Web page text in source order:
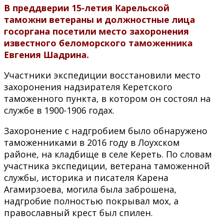
В преддверии 15-летия Карельской
таможни ветераны и должностные лица
госоргана посетили место захоронения
известного беломорского таможенника
Евгения Шадрина.
Участники экспедиции восстановили место
захоронения надзирателя Керетского
таможенного пункта, в котором он состоял на
службе в 1900-1906 годах.
Захоронение с надгробием было обнаружено
таможенниками в 2016 году в Лоухском
районе, на кладбище в селе Кереть. По словам
участника экспедиции, ветерана таможенной
службы, историка и писателя Карена
Агамирзоева, могила была заброшена,
надгробие полностью покрывал мох, а
православный крест был спилен.